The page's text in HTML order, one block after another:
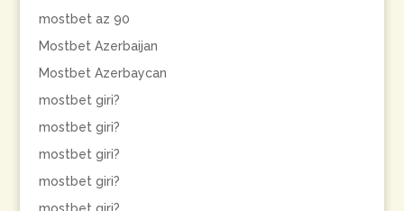
mostbet az 90
Mostbet Azerbaijan
Mostbet Azerbaycan
mostbet giri?
mostbet giri?
mostbet giri?
mostbet giri?